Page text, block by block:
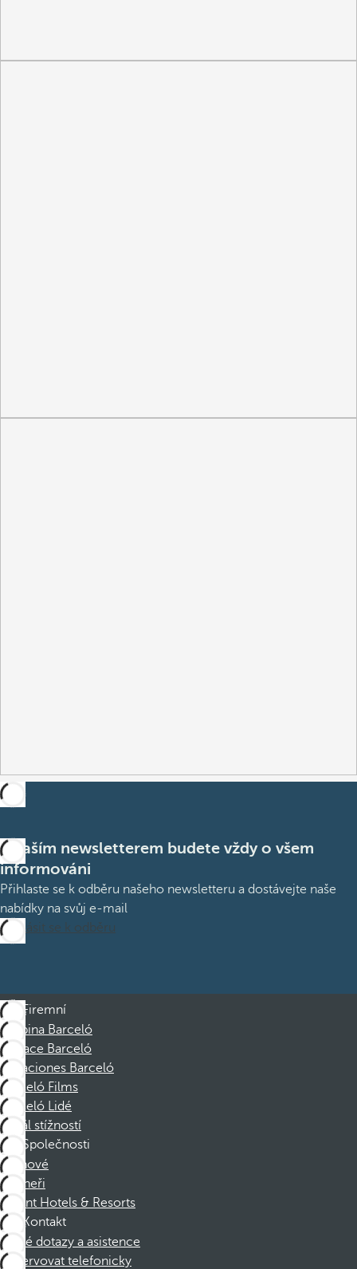
S naším newsletterem budete vždy o všem
informováni
Přihlaste se k odběru našeho newsletteru a dostávejte naše
nabídky na svůj e-mail
Přihlásit se k odběru
Firemní
Skupina Barceló
Nadace Barceló
Vacaciones Barceló
Barceló Films
Barceló Lidé
Kanál stížností
Společnosti
Členové
Partneři
Dorint Hotels & Resorts
Kontakt
Časté dotazy a asistence
Rezervovat telefonicky